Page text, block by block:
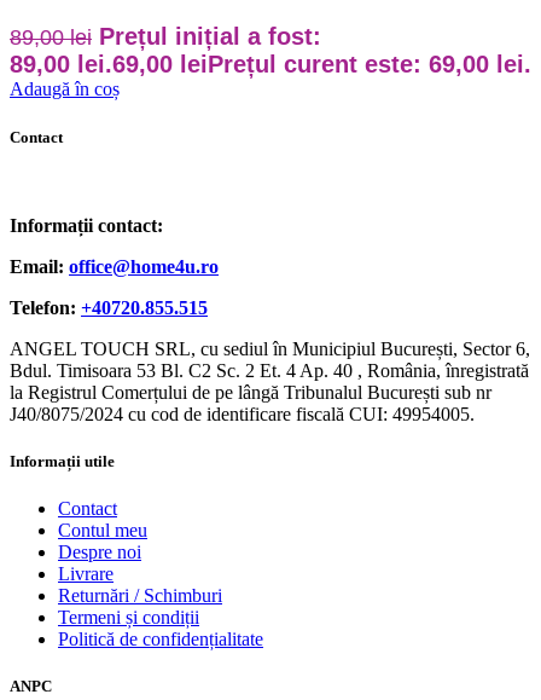
89,00lei Prețul inițial a fost:
89,00 lei.69,00 leiPrețul curent este: 69,00 lei.
Adaugă în coș
Contact
Informații contact:
Email: office@home4u.ro
Telefon: +40720.855.515
ANGEL TOUCH SRL, cu sediul în Municipiul București, Sector 6,
Bdul. Timisoara 53 Bl. C2 Sc. 2 Et. 4 Ap. 40 , România, înregistrată
la Registrul Comerțului de pe lângă Tribunalul București sub nr
J40/8075/2024 cu cod de identificare fiscală CUI: 49954005.
Informații utile
Contact
Contul meu
Despre noi
Livrare
Returnări / Schimburi
Termeni și condiții
Politică de confidențialitate
ANPC